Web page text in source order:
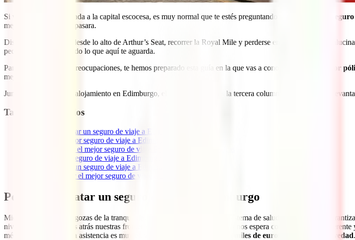
Si vas hacer una escapada a la capital escocesa, es muy normal que te estés preguntando cuál es el mejor
mejores manos si algo pasara.
Disfrutar de las vistas desde lo alto de Arthur’s Seat, recorrer la Royal Mile y perderse entre sus leyendas,
pequeño ejemplo de todo lo que aquí te aguarda.
Para que lo hagas sin preocupaciones, te hemos preparado esta guía en la que vas a conocer cuál es
la mejor
mejor precio.
Junto a los vuelos y tu alojamiento en Edimburgo, el seguro de viaje es la tercera columna sobre la que se
Tabla de contenidos
Por qué contratar un seguro de viaje a Edimburgo
¿Cuál es el mejor seguro de viaje a Edimburgo?
Qué debe tener el mejor seguro de viaje Edimburgo, características
Cobertura del seguro de viaje a Edimburgo
Cuánto cuesta un seguro de viaje a Edimburgo
Cómo contratar el mejor seguro de viaje a Edimburgo
Por qué contratar un seguro de viaje a Edimburgo
Mientras estás en casa gozas de la tranquilidad que aporta contar con un sistema de salud público que te
nivel. Una vez dejamos atrás nuestras fronteras cada destino que visitamos nos espera con una realidad
médicos, el precio de la asistencia es muy elevado y
se puede disparar a miles de euros en casos de gravedad.